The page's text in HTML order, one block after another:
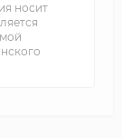
носит